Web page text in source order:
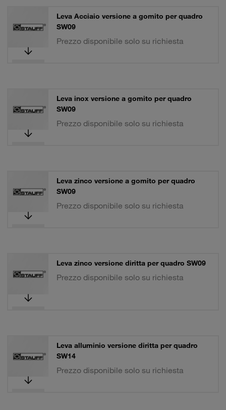
Leva Acciaio versione a gomito per quadro
SW09
Prezzo disponibile solo su richiesta
Leva inox versione a gomito per quadro
SW09
Prezzo disponibile solo su richiesta
Leva zinco versione a gomito per quadro
SW09
Prezzo disponibile solo su richiesta
Leva zinco versione diritta per quadro SW09
Prezzo disponibile solo su richiesta
Leva alluminio versione diritta per quadro
SW14
Prezzo disponibile solo su richiesta